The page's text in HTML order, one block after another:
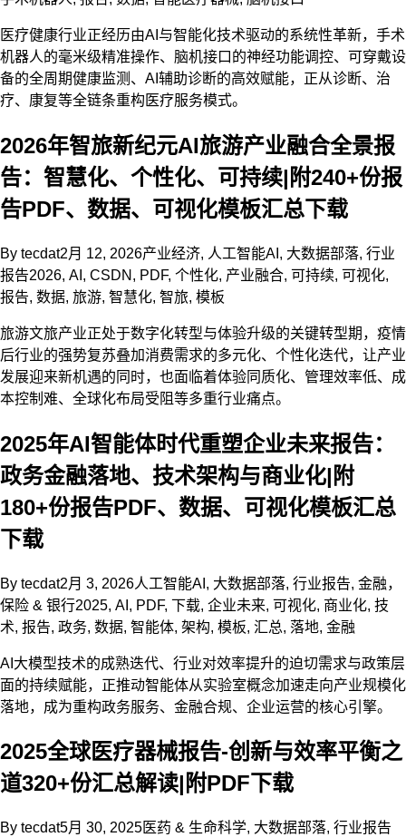
医疗健康行业正经历由AI与智能化技术驱动的系统性革新，手术
机器人的毫米级精准操作、脑机接口的神经功能调控、可穿戴设
备的全周期健康监测、AI辅助诊断的高效赋能，正从诊断、治
疗、康复等全链条重构医疗服务模式。
2026年智旅新纪元AI旅游产业融合全景报
告：智慧化、个性化、可持续|附240+份报
告PDF、数据、可视化模板汇总下载
By tecdat2月 12, 2026产业经济, 人工智能AI , 大数据部落, 行业
报告2026, AI , CSDN , PDF, 个性化, 产业融合, 可持续, 可视化,
报告, 数据, 旅游, 智慧化, 智旅, 模板
旅游文旅产业正处于数字化转型与体验升级的关键转型期，疫情
后行业的强势复苏叠加消费需求的多元化、个性化迭代，让产业
发展迎来新机遇的同时，也面临着体验同质化、管理效率低、成
本控制难、全球化布局受阻等多重行业痛点。
2025年AI智能体时代重塑企业未来报告：
政务金融落地、技术架构与商业化|附
180+份报告PDF、数据、可视化模板汇总
下载
By tecdat2月 3, 2026人工智能AI , 大数据部落, 行业报告, 金融，
保险 & 银行2025, AI , PDF, 下载, 企业未来, 可视化, 商业化, 技
术, 报告, 政务, 数据, 智能体, 架构, 模板, 汇总, 落地, 金融
AI大模型技术的成熟迭代、行业对效率提升的迫切需求与政策层
面的持续赋能，正推动智能体从实验室概念加速走向产业规模化
落地，成为重构政务服务、金融合规、企业运营的核心引擎。
2025全球医疗器械报告-创新与效率平衡之
道320+份汇总解读|附PDF下载
By tecdat5月 30, 2025医药 & 生命科学, 大数据部落, 行业报告